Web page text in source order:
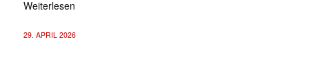
Weiterlesen
29. APRIL 2026